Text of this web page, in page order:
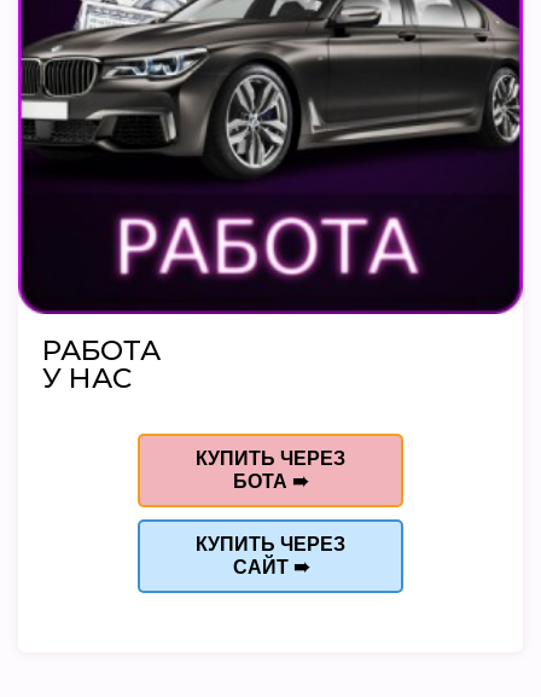
РАБОТА
У НАС
КУПИТЬ ЧЕРЕЗ
БОТА ➠
КУПИТЬ ЧЕРЕЗ
САЙТ ➠